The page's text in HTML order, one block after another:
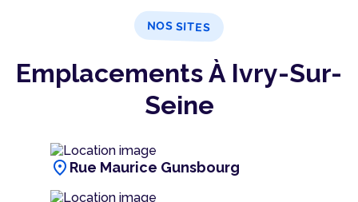
NOS SITES
Emplacements À Ivry-Sur-
Seine
location_on Rue Maurice Gunsbourg